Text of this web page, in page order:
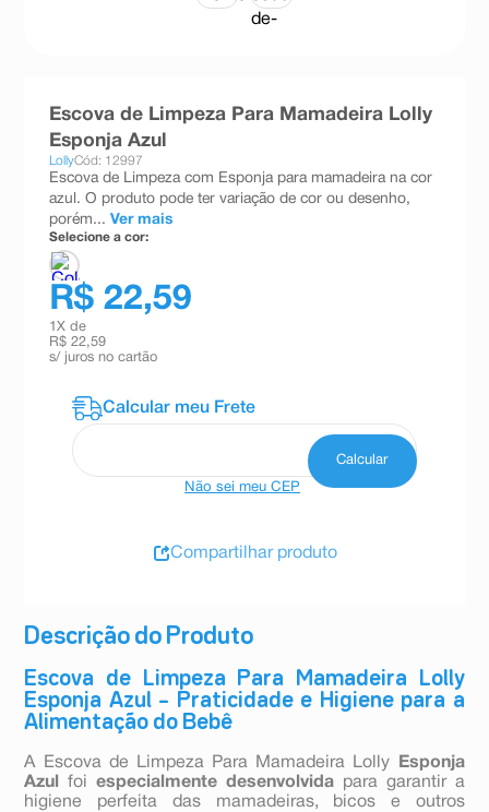
absorvente
10ºshampoo
Descrição do Produto
Escova de Limpeza Para Mamadeira Lolly
Esponja Azul – Praticidade e Higiene para a
Alimentação do Bebê
A Escova de Limpeza Para Mamadeira Lolly
Esponja
Azulfoiespecialmente desenvolvida para garantir a
higiene perfeita das mamadeiras, bicos e outros
Escova de Limpeza Para Mamadeira Lolly
Esponja Azul
LollyCód: 12997
Escova de Limpeza com Esponja para mamadeira na cor
azul. O produto pode ter variação de cor ou desenho,
porém... Ver mais
Selecione a cor:
R$ 22,59
1 X de
R$ 22,59
s/ juros no cartão
Não sei meu CEP
Compartilhar produto